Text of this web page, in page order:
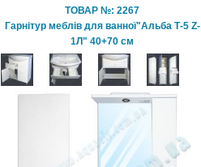
ТОВАР №: 2267
Гарнітур меблів для ванної"Альба Т-5 Z-
1Л" 40+70 см